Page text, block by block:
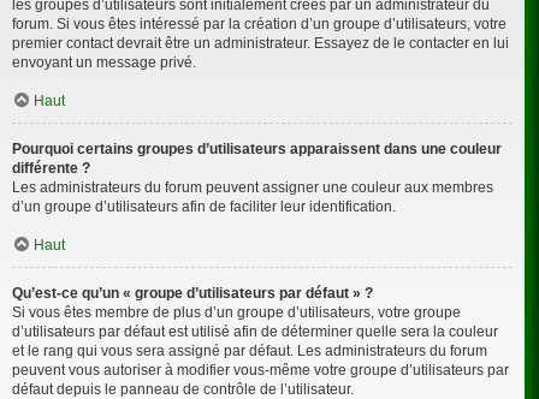
les groupes d’utilisateurs sont initialement créés par un administrateur du
forum. Si vous êtes intéressé par la création d’un groupe d’utilisateurs, votre
premier contact devrait être un administrateur. Essayez de le contacter en lui
envoyant un message privé.
Haut
Pourquoi certains groupes d’utilisateurs apparaissent dans une couleur
différente ?
Les administrateurs du forum peuvent assigner une couleur aux membres
d’un groupe d’utilisateurs afin de faciliter leur identification.
Haut
Qu’est-ce qu’un « groupe d’utilisateurs par défaut » ?
Si vous êtes membre de plus d’un groupe d’utilisateurs, votre groupe
d’utilisateurs par défaut est utilisé afin de déterminer quelle sera la couleur
et le rang qui vous sera assigné par défaut. Les administrateurs du forum
peuvent vous autoriser à modifier vous-même votre groupe d’utilisateurs par
défaut depuis le panneau de contrôle de l’utilisateur.